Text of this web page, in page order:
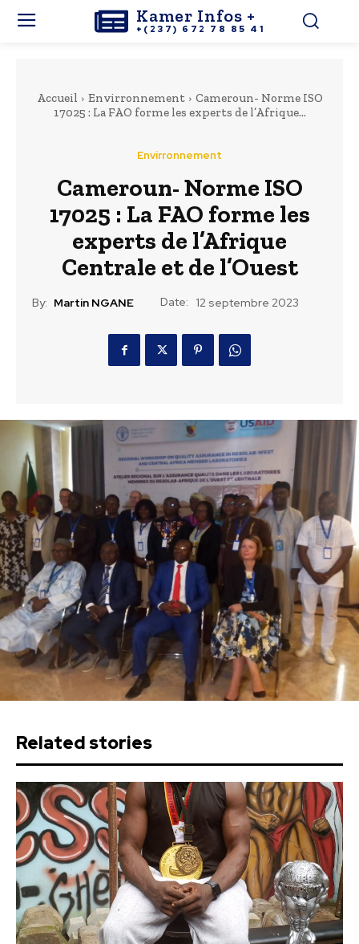
Kamer Infos +
+(237) 672 78 85 41
Accueil Envirronnement
Cameroun- Norme ISO
17025 : La FAO forme les experts de l’Afrique...
Envirronnement
Cameroun- Norme ISO
17025 : La FAO forme les
experts de l’Afrique
Centrale et de l’Ouest
By: Martin NGANE Date: 12 septembre 2023
Related stories